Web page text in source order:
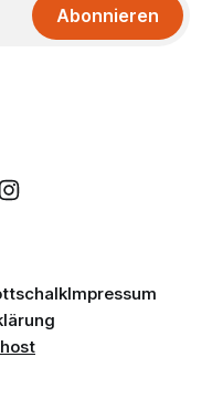
Abonnieren
Impressum